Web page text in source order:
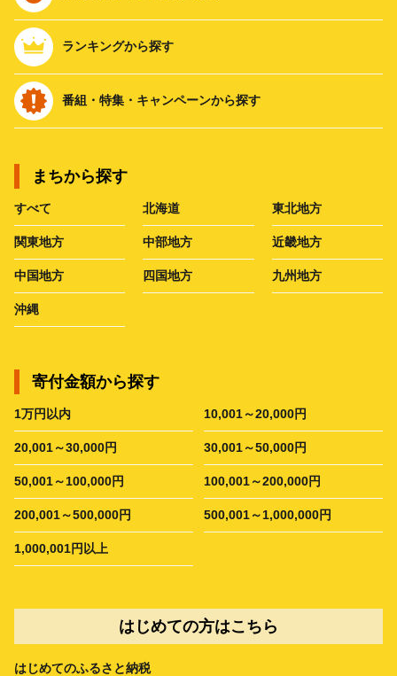
ランキングから探す
番組・特集・キャンペーンから探す
まちから探す
すべて 北海道 東北地方
関東地方 中部地方 近畿地方
中国地方 四国地方 九州地方
沖縄
寄付金額から探す
1万円以内 10,001～20,000円
20,001～30,000円 30,001～50,000円
50,001～100,000円 100,001～200,000円
200,001～500,000円 500,001～1,000,000円
1,000,001円以上
はじめての方はこちら
はじめてのふるさと納税